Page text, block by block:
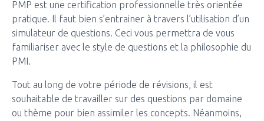
PMP est une certification professionnelle très orientée
pratique. Il faut bien s’entrainer à travers l’utilisation d’un
simulateur de questions. Ceci vous permettra de vous
familiariser avec le style de questions et la philosophie du
PMI.
Tout au long de votre période de révisions, il est
souhaitable de travailler sur des questions par domaine
ou thème pour bien assimiler les concepts. Néanmoins,